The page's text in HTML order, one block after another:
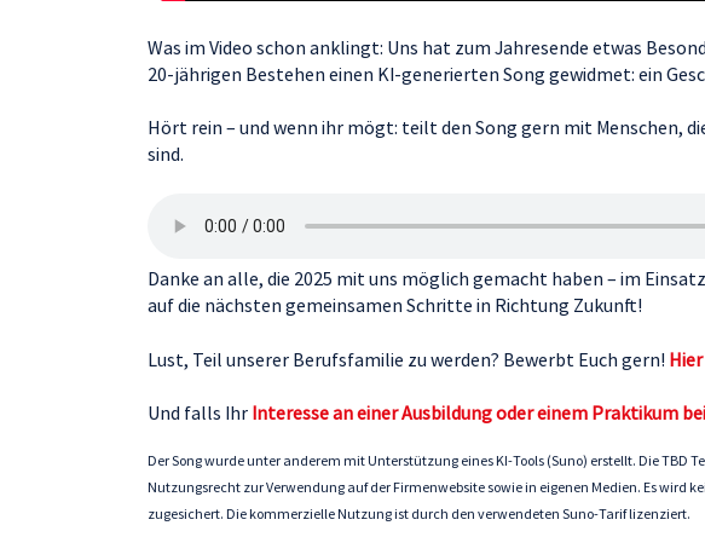
Was im Video schon anklingt: Uns hat zum Jahresende etwas
20-jährigen Bestehen einen KI-generierten Song gewidmet: ein
Hört rein – und wenn ihr mögt: teilt den Song gern mit Menschen,
sind.
Danke an alle, die 2025 mit uns möglich gemacht haben – im
auf die nächsten gemeinsamen Schritte in Richtung Zukunft!
Lust, Teil unserer Berufsfamilie zu werden? Bewerbt Euch gern! Hier
Und falls Ihr Interesse an einer Ausbildung oder einem Praktikum
Der Song wurde unter anderem mit Unterstützung eines KI-Tools (Suno) erstellt. Die TBD
Nutzungsrecht zur Verwendung auf der Firmenwebsite sowie in eigenen Medien. Es wird
zugesichert. Die kommerzielle Nutzung ist durch den verwendeten Suno-Tarif lizenziert.